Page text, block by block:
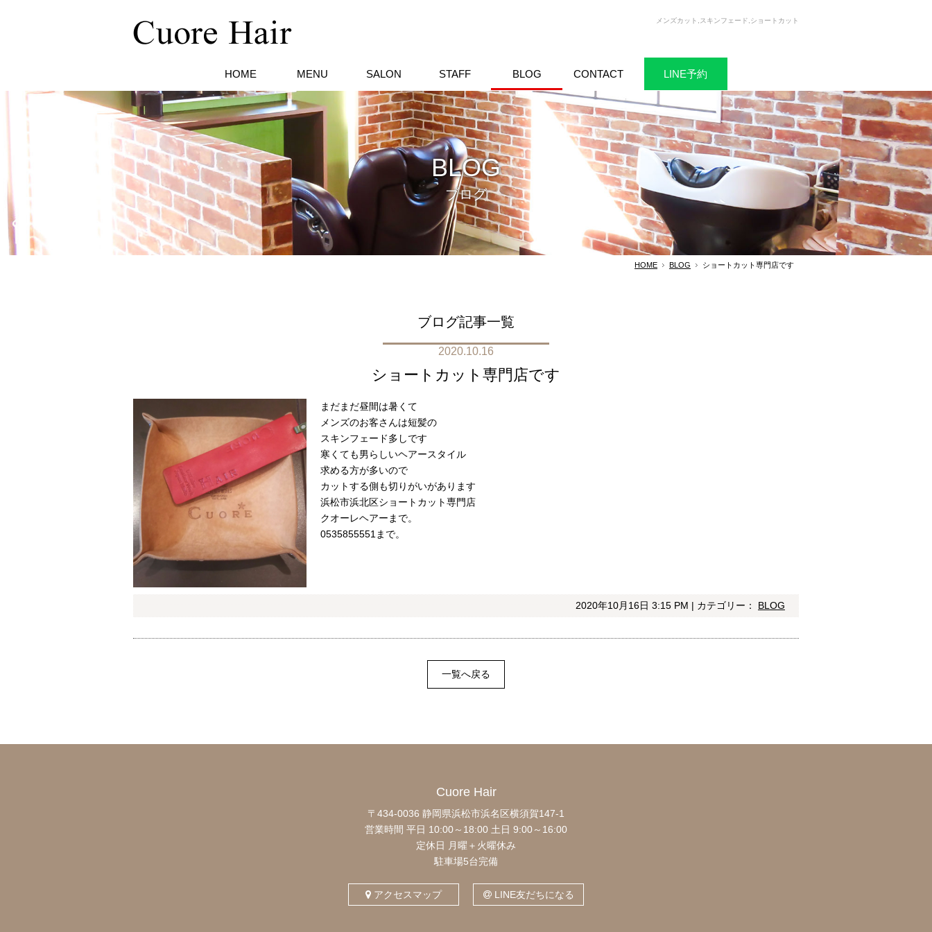
メンズカット,スキンフェード,ショートカット
HOME MENU SALON STAFF BLOG CONTACT LINE予約
BLOG
ブログ
HOME BLOG ショートカット専門店です
ブログ記事一覧
2020.10.16
ショートカット専門店です
まだまだ昼間は暑くて
メンズのお客さんは短髪の
スキンフェード多しです
寒くても男らしいヘアースタイル
求める方が多いので
カットする側も切りがいがあります
浜松市浜北区ショートカット専門店
クオーレヘアーまで。
0535855551まで。
2020年10月16日 3:15 PM | カテゴリー：BLOG
一覧へ戻る
Cuore Hair
〒434-0036 静岡県浜松市浜名区横須賀147-1
営業時間 平日 10:00～18:00 土日 9:00～16:00
定休日 月曜＋火曜休み
駐車場5台完備
アクセスマップ LINE友だちになる